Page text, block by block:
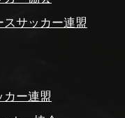
サッカー連盟
カー連盟